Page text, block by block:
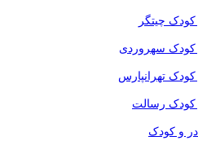
کودک چیتگر
کودک سهروردی
کودک تهرانپارس
کودک رسالت
و کودک